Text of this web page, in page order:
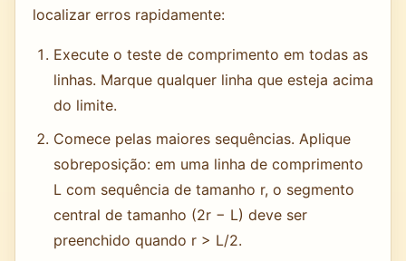
localizar erros rapidamente:
Execute o teste de comprimento em todas as
linhas. Marque qualquer linha que esteja acima
do limite.
Comece pelas maiores sequências. Aplique
sobreposição: em uma linha de comprimento
L com sequência de tamanho r, o segmento
central de tamanho (2r − L) deve ser
preenchido quando r > L/2.